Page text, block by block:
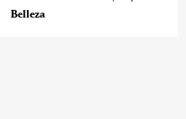
Belleza